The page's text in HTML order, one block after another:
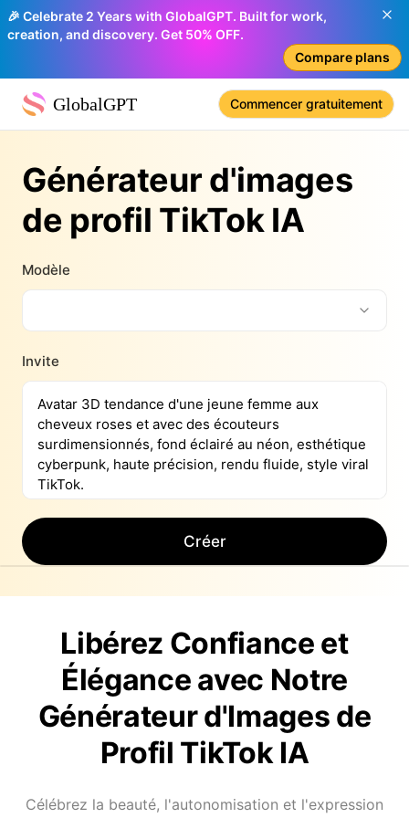
🎉 Celebrate 2 Years with GlobalGPT. Built for work,
creation, and discovery. Get 50% OFF.
Compare plans
GlobalGPT Commencer gratuitement
Générateur d'images
de profil TikTok IA
Modèle
Invite
Créer
Libérez Confiance et
Élégance avec Notre
Générateur d'Images de
Profil TikTok IA
Célébrez la beauté, l'autonomisation et l'expression